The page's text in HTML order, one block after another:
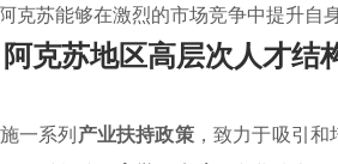
克苏能够在激烈的市场竞争中提升自
阿克苏地区高层次人才结
一系列产业扶持政策，致力于吸引和